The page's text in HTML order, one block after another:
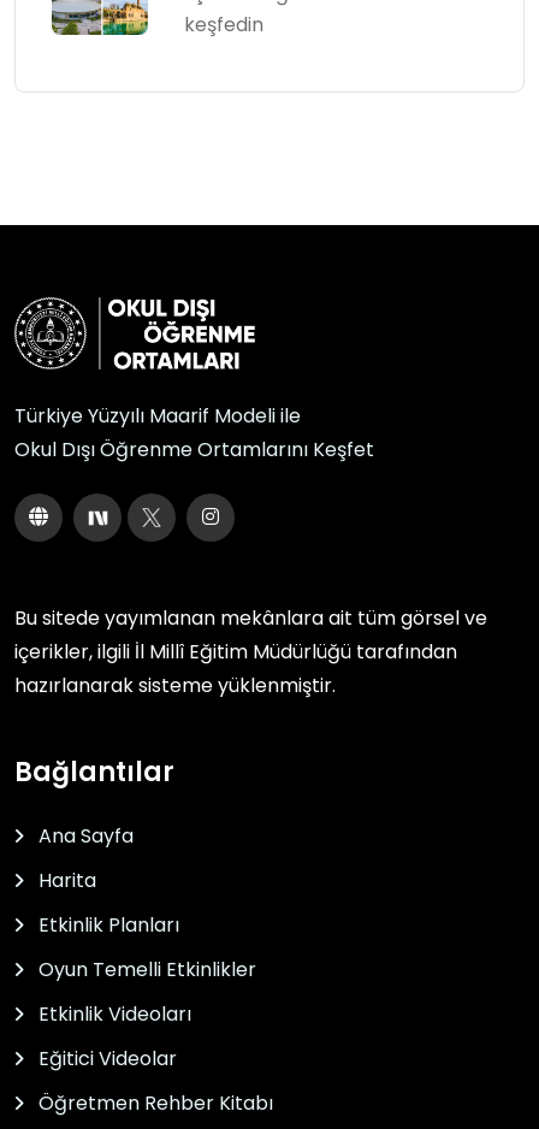
keşfedin
Türkiye Yüzyılı Maarif Modeli ile
Okul Dışı Öğrenme Ortamlarını Keşfet
Bu sitede yayımlanan mekânlara ait tüm görsel ve
içerikler, ilgili İl Millî Eğitim Müdürlüğü tarafından
hazırlanarak sisteme yüklenmiştir.
Bağlantılar
Ana Sayfa
Harita
Etkinlik Planları
Oyun Temelli Etkinlikler
Etkinlik Videoları
Eğitici Videolar
Öğretmen Rehber Kitabı